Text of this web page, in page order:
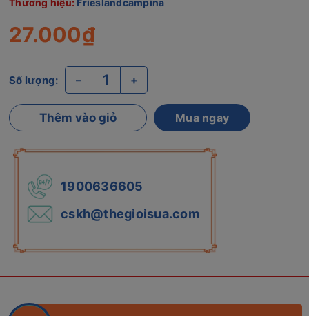
Thương hiệu: Frieslandcampina
27.000₫
Số lượng: – +
Thêm vào giỏ Mua ngay
1900636605
cskh@thegioisua.com